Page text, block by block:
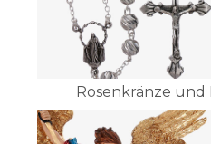
Rosenkränze und